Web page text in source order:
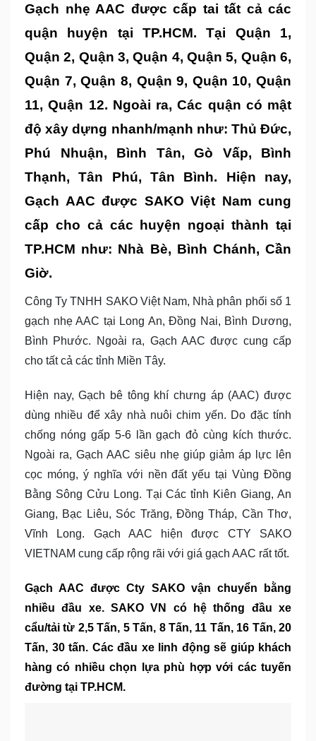
Gạch nhẹ AAC được cấp tai tất cả các
quận huyện tại TP.HCM. Tại Quận 1,
Quận 2, Quận 3, Quận 4, Quận 5, Quận 6,
Quận 7, Quận 8, Quận 9, Quận 10, Quận
11, Quận 12. Ngoài ra, Các quận có mật
độ xây dựng nhanh/mạnh như: Thủ Đức,
Phú Nhuận, Bình Tân, Gò Vấp, Bình
Thạnh, Tân Phú, Tân Bình. Hiện nay,
Gạch AAC được SAKO Việt Nam cung
cấp cho cả các huyện ngoại thành tại
TP.HCM như: Nhà Bè, Bình Chánh, Cần
Giờ.
Công Ty TNHH SAKO Việt Nam, Nhà phân phối số 1
gạch nhẹ AAC tại Long An, Đồng Nai, Bình Dương,
Bình Phước. Ngoài ra, Gạch AAC được cung cấp
cho tất cả các tỉnh Miền Tây.
Hiện nay, Gạch bê tông khí chưng áp (AAC) được
dùng nhiều để xây nhà nuôi chim yến. Do đặc tính
chống nóng gấp 5-6 lần gạch đỏ cùng kích thước.
Ngoài ra, Gạch AAC siêu nhẹ giúp giảm áp lực lên
cọc móng, ý nghĩa với nền đất yếu tại Vùng Đồng
Bằng Sông Cửu Long. Tại Các tỉnh Kiên Giang, An
Giang, Bạc Liêu, Sóc Trăng, Đồng Tháp, Cần Thơ,
Vĩnh Long. Gạch AAC hiện được CTY SAKO
VIETNAM cung cấp rộng rãi với giá gạch AAC rất tốt.
Gạch AAC được Cty SAKO vận chuyển bằng
nhiều đầu xe. SAKO VN có hệ thống đầu xe
cẩu/tải từ 2,5 Tấn, 5 Tấn, 8 Tấn, 11 Tấn, 16 Tấn, 20
Tấn, 30 tấn. Các đầu xe linh động sẽ giúp khách
hàng có nhiều chọn lựa phù hợp với các tuyến
đường tại TP.HCM.